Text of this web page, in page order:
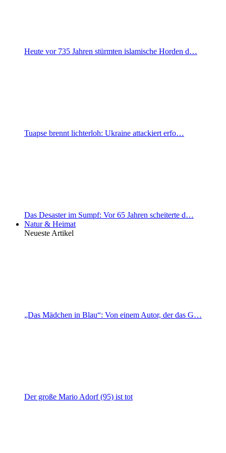
Heute vor 735 Jahren stürmten islamische Horden d…
Tuapse brennt lichterloh: Ukraine attackiert erfo…
Das Desaster im Sumpf: Vor 65 Jahren scheiterte d…
Natur & Heimat
Neueste Artikel
„Das Mädchen in Blau“: Von einem Autor, der das G…
Der große Mario Adorf (95) ist tot